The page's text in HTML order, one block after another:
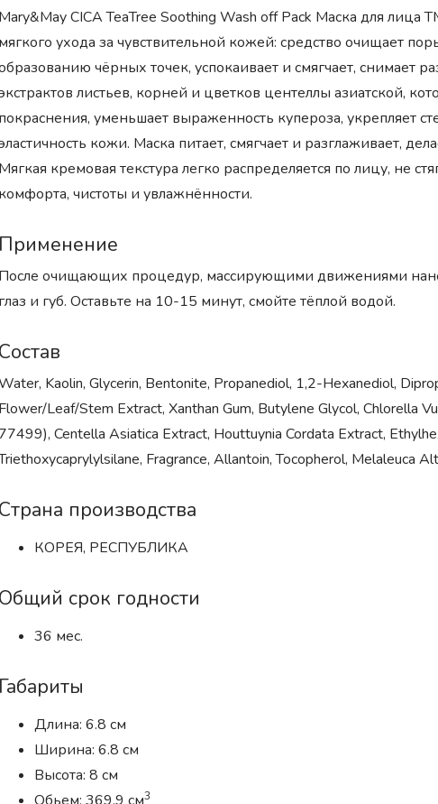
Mary&May CICA TeaTree Soothing Wash off Pack Маска для лица
мягкого ухода за чувствительной кожей: средство очищает
чёрных точек, успокаивает и смягчает, снимает
листьев, корней и цветков центеллы азиатской,
покраснения, уменьшает выраженность купероза, укрепляет
кожи. Маска питает, смягчает и разглаживает,
Мягкая кремовая текстура легко распределяется по лицу, не
комфорта, чистоты и увлажнённости.
Применение
После очищающих процедур, массирующими движениями
глаз и губ. Оставьте на 10-15 минут, смойте тёплой водой.
Состав
Kaolin, Glycerin, Bentonite, Propanediol, 1,2-Hexanediol,
Flower/Leaf/Stem Extract, Xanthan Gum, Butylene Glycol, Chlorella
77499), Centella Asiatica Extract, Houttuynia Cordata Extract,
Fragrance, Allantoin, Tocopherol, Melaleuca
Страна производства
КОРЕЯ, РЕСПУБЛИКА
Общий срок годности
36 мес.
Габариты
Длина: 6.8 см
Ширина: 6.8 см
Высота: 8 см
3